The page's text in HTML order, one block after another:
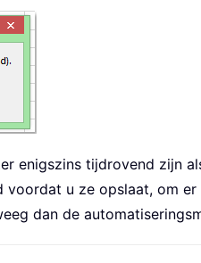
enigszins tijdrovend zijn
u ze opslaat, om
dan de